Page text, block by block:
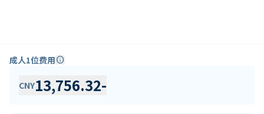
成人1位费用info
CNY13,756.32-